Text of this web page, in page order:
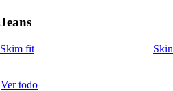
Jeans
Skim fit
Ver todo